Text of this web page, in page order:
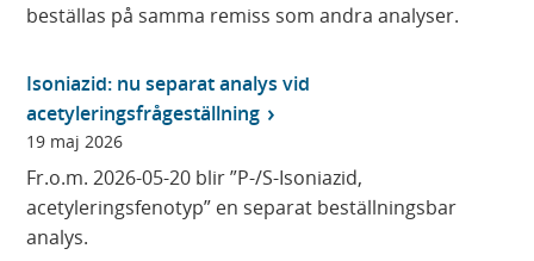
beställas på samma remiss som andra analyser.
Isoniazid: nu separat analys vid
acetyleringsfrågeställning
19 maj 2026
Fr.o.m. 2026-05-20 blir ”P-/S-Isoniazid,
acetyleringsfenotyp” en separat beställningsbar
analys.